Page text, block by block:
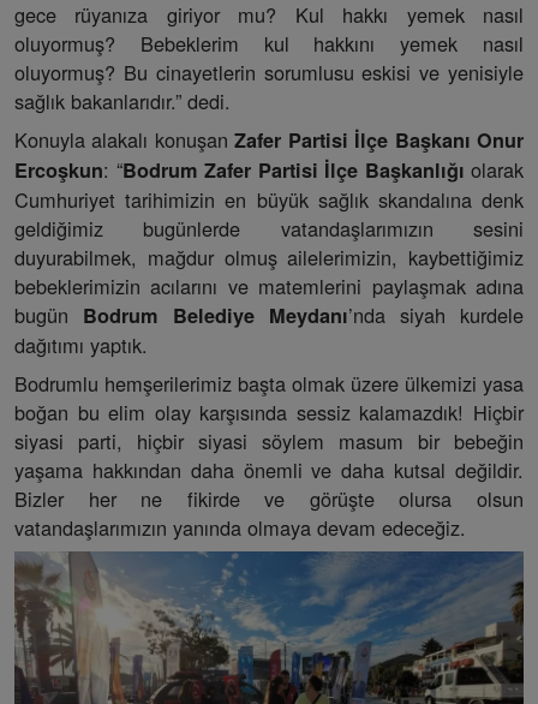
gece rüyanıza giriyor mu? Kul hakkı yemek nasıl
oluyormuş? Bebeklerim kul hakkını yemek nasıl
oluyormuş? Bu cinayetlerin sorumlusu eskisi ve yenisiyle
sağlık bakanlarıdır.” dedi.
Konuyla alakalı konuşanZafer Partisi İlçe Başkanı Onur
Ercoşkun: “Bodrum Zafer Partisi İlçe Başkanlığı olarak
Cumhuriyet tarihimizin en büyük sağlık skandalına denk
geldiğimiz bugünlerde vatandaşlarımızın sesini
duyurabilmek, mağdur olmuş ailelerimizin, kaybettiğimiz
bebeklerimizin acılarını ve matemlerini paylaşmak adına
bugün Bodrum Belediye Meydanı’nda siyah kurdele
dağıtımı yaptık.
Bodrumlu hemşerilerimiz başta olmak üzere ülkemizi yasa
boğan bu elim olay karşısında sessiz kalamazdık! Hiçbir
siyasi parti, hiçbir siyasi söylem masum bir bebeğin
yaşama hakkından daha önemli ve daha kutsal değildir.
Bizler her ne fikirde ve görüşte olursa olsun
vatandaşlarımızın yanında olmaya devam edeceğiz.